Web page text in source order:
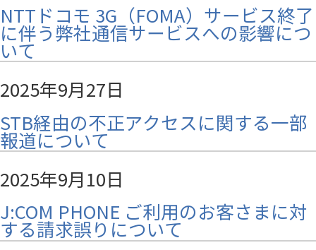
NTTドコモ 3G（FOMA）サービス終了
に伴う弊社通信サービスへの影響につ
いて
2025年9月27日
STB経由の不正アクセスに関する一部
報道について
2025年9月10日
J:COM PHONE ご利用のお客さまに対
する請求誤りについて